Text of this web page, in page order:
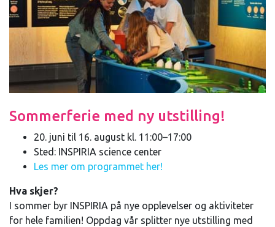
Sommerferie med ny utstilling!
20. juni til 16. august kl. 11:00–17:00
Sted: INSPIRIA science center
Les mer om programmet her!
Hva skjer?
I sommer byr INSPIRIA på nye opplevelser og aktiviteter
for hele familien! Oppdag vår splitter nye utstilling med